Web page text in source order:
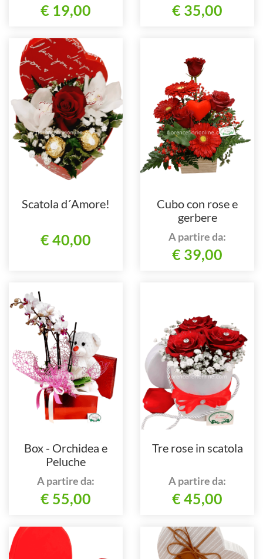
€ 19,00 € 35,00
Scatola d´Amore!
€ 40,00
Cubo con rose e
gerbere
A partire da:
€ 39,00
Box - Orchidea e
Peluche
A partire da:
€ 55,00
Tre rose in scatola
A partire da:
€ 45,00